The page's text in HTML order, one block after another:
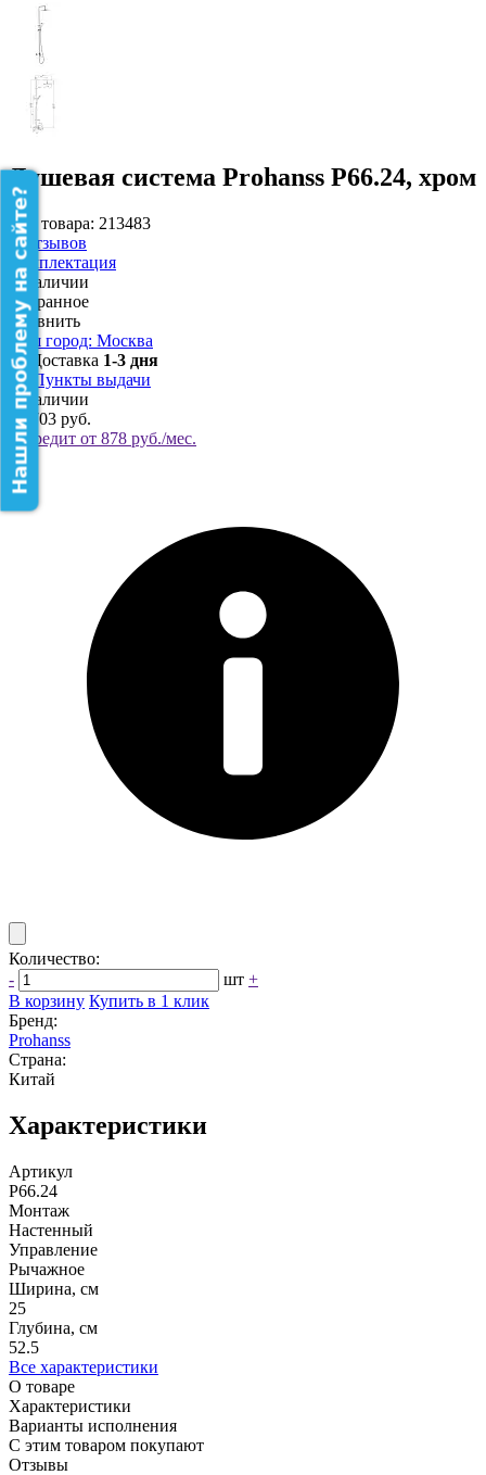
Душевая система Prohanss P66.24, хром
Код товара: 213483
0Отзывов
Комплектация
В наличии
Избранное
Сравнить
Ваш город: Москва
Доставка 1-3 дня
Пункты выдачи
В наличии
15 703 руб.
В кредит от 878 руб./мес.
Количество:
-
шт +
В корзину Купить в 1 клик
Бренд:
Prohanss
Страна:
Китай
Характеристики
Артикул
P66.24
Монтаж
Настенный
Управление
Рычажное
Ширина, см
25
Глубина, см
52.5
Все характеристики
О товаре
Характеристики
Варианты исполнения
С этим товаром покупают
Отзывы
Нашли проблему на сайте?